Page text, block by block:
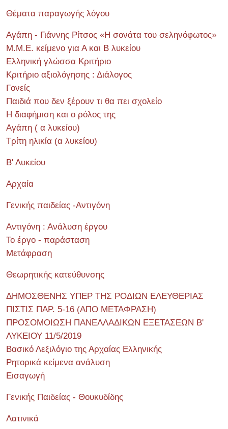
Θέματα παραγωγής λόγου
Αγάπη - Γιάννης Ρίτσος «Η σονάτα του σεληνόφωτος»
Μ.Μ.Ε. κείμενο για Α και Β λυκείου
Ελληνική γλώσσα Κριτήριο
Κριτήριο αξιολόγησης : Διάλογος
Γονείς
Παιδιά που δεν ξέρουν τι θα πει σχολείο
Η διαφήμιση και ο ρόλος της
Αγάπη ( α λυκείου)
Τρίτη ηλικία (α λυκείου)
Β' Λυκείου
Αρχαία
Γενικής παιδείας -Αντιγόνη
Αντιγόνη : Ανάλυση έργου
Το έργο - παράσταση
Μετάφραση
Θεωρητικής κατεύθυνσης
ΔΗΜΟΣΘΕΝΗΣ ΥΠΕΡ ΤΗΣ ΡΟΔΙΩΝ ΕΛΕΥΘΕΡΙΑΣ
ΠΙΣΤΙΣ ΠΑΡ. 5-16 (ΑΠΟ ΜΕΤΑΦΡΑΣΗ)
ΠΡΟΣΟΜΟΙΩΣΗ ΠΑΝΕΛΛΑΔΙΚΩΝ ΕΞΕΤΑΣΕΩΝ Β'
ΛΥΚΕΙΟΥ 11/5/2019
Βασικό Λεξιλόγιο της Αρχαίας Ελληνικής
Ρητορικά κείμενα ανάλυση
Εισαγωγή
Γενικής Παιδείας - Θουκυδίδης
Λατινικά